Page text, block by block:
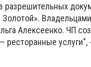
разрешительных
Алексеенко. ЧП
ресторанные